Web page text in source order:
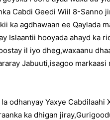
Cabdi Geedi Wiil 8-Sanno
ka agdhawaan ee Qaylada
Islaantii hooyada ahayd ka
il iyo dheg,waxaanu
Jabuuti,isagoo
odhanyay Yaxye Cabdilaahi
ka dhigan